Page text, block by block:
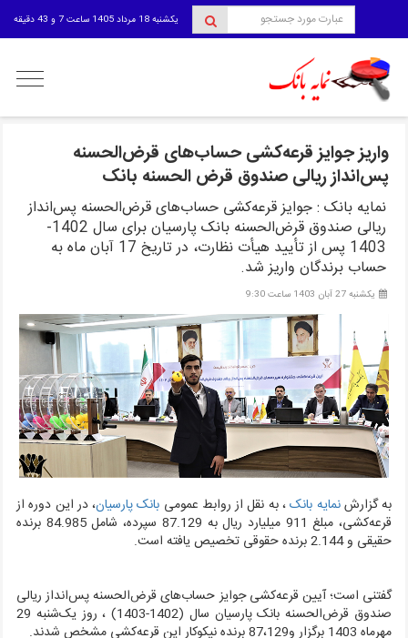
یکشنبه 18 مرداد 1405 ساعت 7 و 43 دقیقه
منوی
واریز جوایز قرعه‌کشی حساب‌های قرض‌الحسنه
پس‌انداز ریالی صندوق قرض الحسنه بانک
نمایه بانک : جوایز قرعه‌کشی حساب‌های قرض‌الحسنه پس‌انداز
ریالی صندوق قرض‌الحسنه بانک پارسیان برای سال 1402-
1403 پس از تأیید هیأت نظارت، در تاریخ 17 آبان ماه به
حساب برندگان واریز شد.
یکشنبه 27 آبان 1403 ساعت 9:30
به گزارشنمایه بانک، به نقل از روابط عمومیبانک پارسیان،در این دوره از
قرعه‌کشی، مبلغ 911 میلیارد ریال به 87.129 سپرده، شامل 84.985 برنده
حقیقی و 2.144 برنده حقوقی تخصیص یافته است
.
گفتنی است؛ آیین قرعه‌کشی جوایز حساب‌های قرض‌الحسنه پس‌انداز ریالی
صندوق قرض‌الحسنه بانک پارسیان سال (1402-1403) ، روز یک‌شنبه 29
مهرماه 1403 برگزار و87،129 برنده نیکوکار این قرعه‌کشی مشخص شدند
.